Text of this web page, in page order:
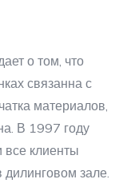
о том, что
связанна с
материалов,
В 1997 году
все клиенты
зале.